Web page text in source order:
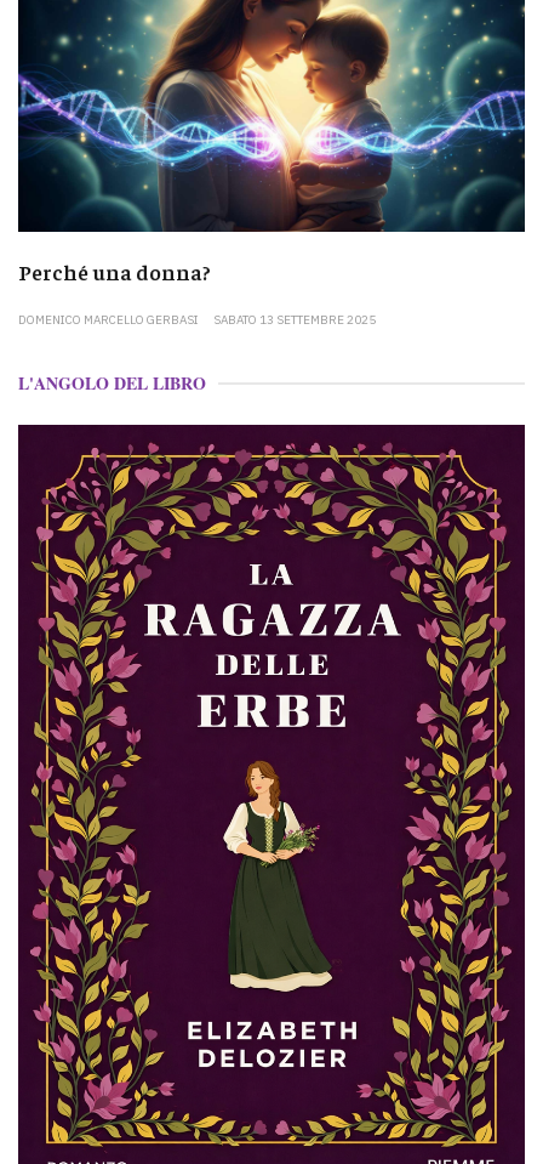
Perché una donna?
DOMENICO MARCELLO GERBASI SABATO 13 SETTEMBRE 2025
L'ANGOLO DEL LIBRO